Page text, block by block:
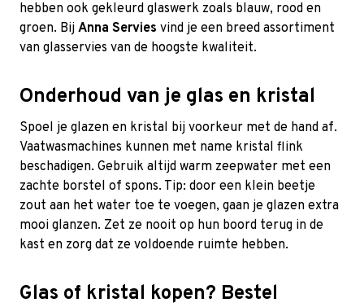
hebben ook gekleurd glaswerk zoals blauw, rood en
groen. Bij Anna Servies vind je een breed assortiment
van glasservies van de hoogste kwaliteit.
Onderhoud van je glas en kristal
Spoel je glazen en kristal bij voorkeur met de hand af.
Vaatwasmachines kunnen met name kristal flink
beschadigen. Gebruik altijd warm zeepwater met een
zachte borstel of spons. Tip: door een klein beetje
zout aan het water toe te voegen, gaan je glazen extra
mooi glanzen. Zet ze nooit op hun boord terug in de
kast en zorg dat ze voldoende ruimte hebben.
Glas of kristal kopen? Bestel